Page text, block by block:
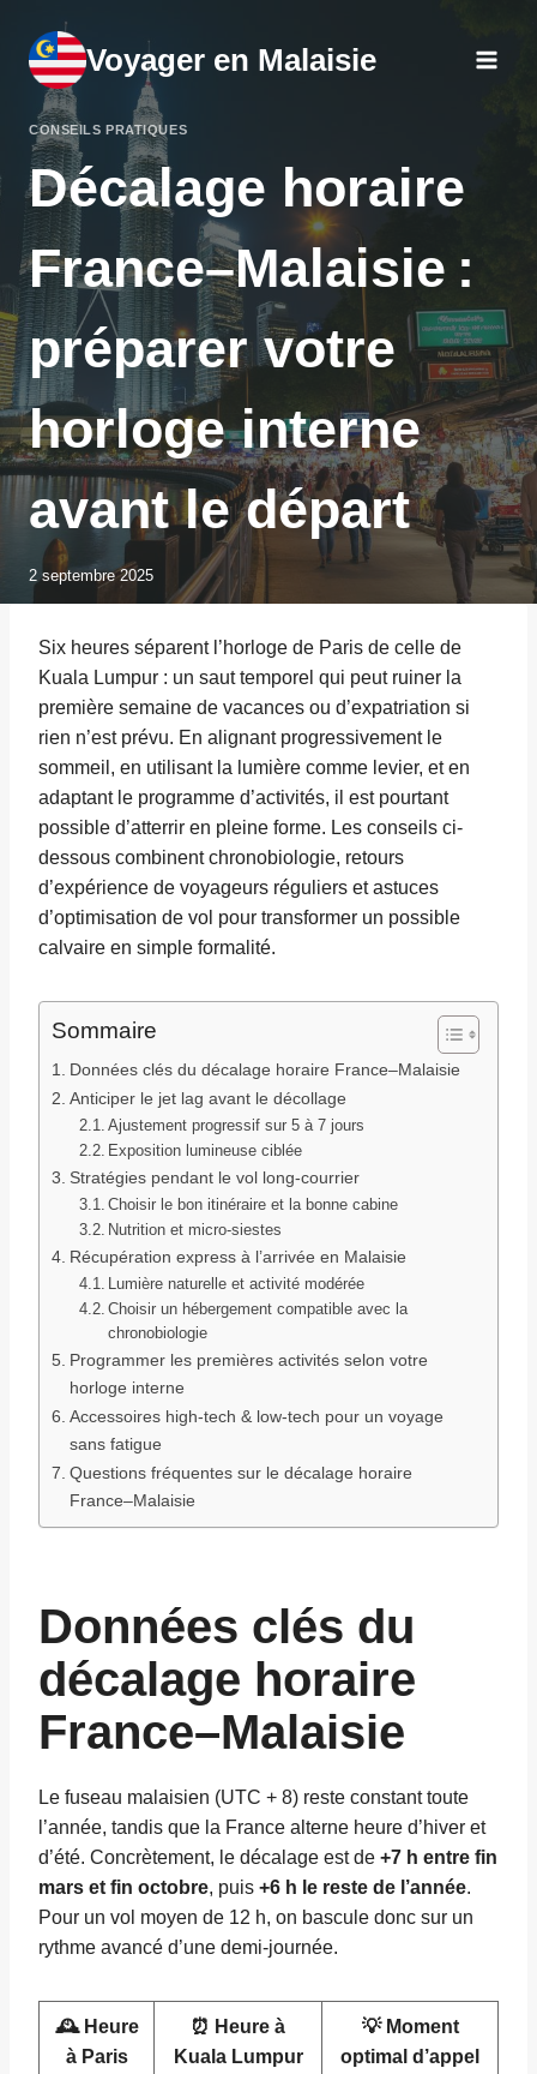
contenu
Voyager en Malaisie
CONSEILS PRATIQUES
Décalage horaire
France–Malaisie :
préparer votre
horloge interne
avant le départ
2 septembre 2025
Six heures séparent l’horloge de Paris de celle de
Kuala Lumpur : un saut temporel qui peut ruiner la
première semaine de vacances ou d’expatriation si
rien n’est prévu. En alignant progressivement le
sommeil, en utilisant la lumière comme levier, et en
adaptant le programme d’activités, il est pourtant
possible d’atterrir en pleine forme. Les conseils ci-
dessous combinent chronobiologie, retours
d’expérience de voyageurs réguliers et astuces
d’optimisation de vol pour transformer un possible
calvaire en simple formalité.
Sommaire
Données clés du décalage horaire France–Malaisie
Anticiper le jet lag avant le décollage
Ajustement progressif sur 5 à 7 jours
Exposition lumineuse ciblée
Stratégies pendant le vol long-courrier
Choisir le bon itinéraire et la bonne cabine
Nutrition et micro-siestes
Récupération express à l’arrivée en Malaisie
Lumière naturelle et activité modérée
Choisir un hébergement compatible avec la
chronobiologie
Programmer les premières activités selon votre
horloge interne
Accessoires high-tech & low-tech pour un voyage
sans fatigue
Questions fréquentes sur le décalage horaire
France–Malaisie
Données clés du
décalage horaire
France–Malaisie
Le fuseau malaisien (UTC + 8) reste constant toute
l’année, tandis que la France alterne heure d’hiver et
d’été. Concrètement, le décalage est de +7 h entre fin
mars et fin octobre, puis +6 h le reste de l’année.
Pour un vol moyen de 12 h, on bascule donc sur un
rythme avancé d’une demi-journée.
🕰️ Heure
à Paris
⏰ Heure à
Kuala Lumpur
💡 Moment
optimal d’appel